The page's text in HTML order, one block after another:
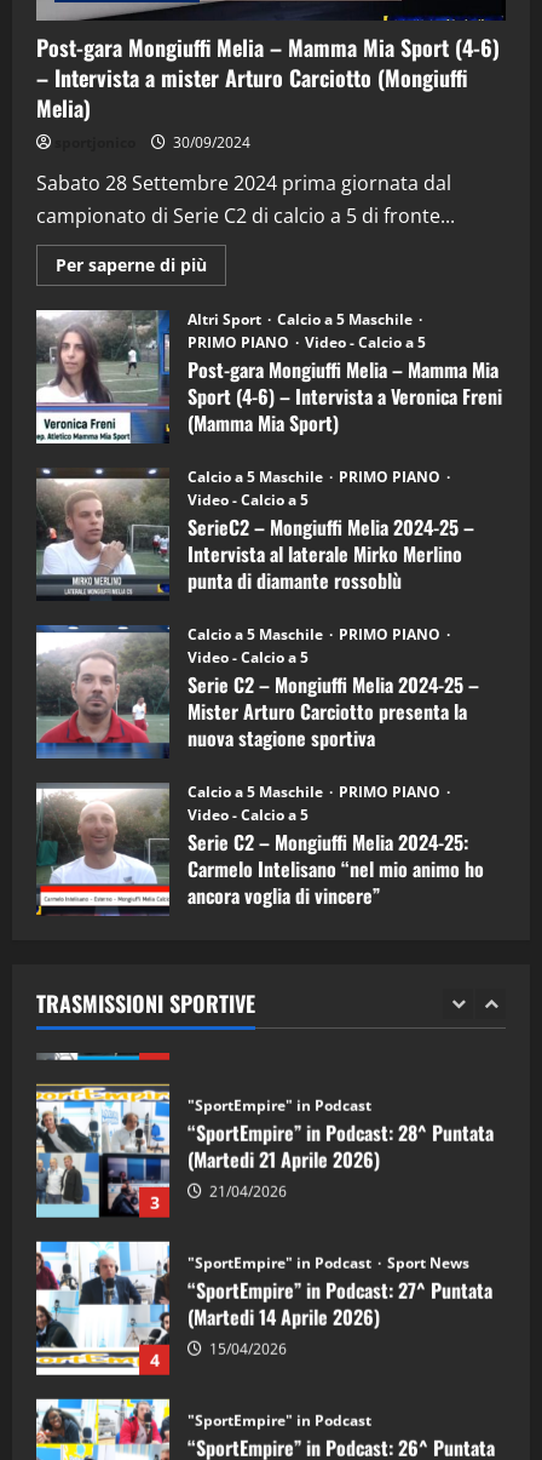
Post-gara Mongiuffi Melia – Mamma Mia Sport (4-6)
– Intervista a mister Arturo Carciotto (Mongiuffi
Melia)
30/09/2024
Sabato 28 Settembre 2024 prima giornata dal
campionato di Serie C2 di calcio a 5 di fronte...
Per saperne di più
informazioni
Post-
gara
Mongiuffi
Melia
–
Mamma
Mia
Sport
6)
–
Intervista
a
mister
Arturo
Carciotto
(Mongiuffi
Altri Sport
Calcio a 5 Maschile
PRIMO PIANO
Video - Calcio a 5
Post-gara Mongiuffi Melia – Mamma Mia
Sport (4-6) – Intervista a Veronica Freni
(Mamma Mia Sport)
Calcio a 5 Maschile
PRIMO PIANO
Video - Calcio a 5
SerieC2 – Mongiuffi Melia 2024-25 –
Intervista al laterale Mirko Merlino
punta di diamante rossoblù
Calcio a 5 Maschile
PRIMO PIANO
Video - Calcio a 5
Serie C2 – Mongiuffi Melia 2024-25 –
Mister Arturo Carciotto presenta la
nuova stagione sportiva
Calcio a 5 Maschile
PRIMO PIANO
Video - Calcio a 5
Serie C2 – Mongiuffi Melia 2024-25:
Carmelo Intelisano “nel mio animo ho
ancora voglia di vincere”
TRASMISSIONI SPORTIVE
2
“SportEmpire” in Podcast: 29^ Puntata
(Martedi 28 Aprile 2026)
28/04/2026
3
"SportEmpire" in Podcast
“SportEmpire” in Podcast: 28^ Puntata
(Martedi 21 Aprile 2026)
21/04/2026
4
“SportEmpire” in Podcast: 27^ Puntata
(Martedi 14 Aprile 2026)
15/04/2026
5
“SportEmpire” in Podcast: 26^ Puntata
(Martedi 07 Aprile 2026)
08/04/2026
1
“SportEmpire” in Podcast: 30^ Puntata
(Martedi 05 Maggio 2026)
08/05/2026
2 28/04/2026
3
“SportEmpire” in Podcast: 28^ Puntata
(Martedi 21 Aprile 2026)
21/04/2026
4
“SportEmpire” in Podcast: 27^ Puntata
(Martedi 14 Aprile 2026)
15/04/2026
“SportEmpire” in Podcast: 26^ Puntata
(Martedi 07 Aprile 2026)